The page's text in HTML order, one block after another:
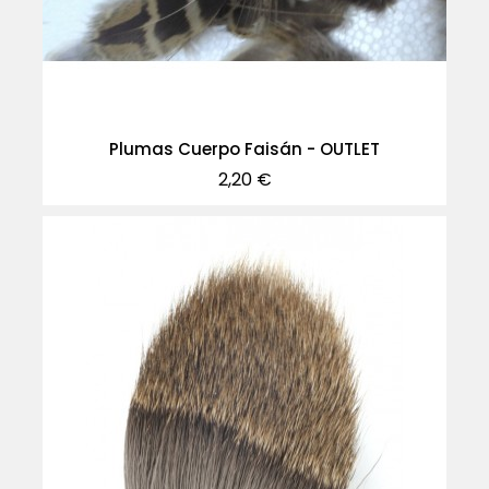
Plumas Cuerpo Faisán - OUTLET
Precio
2,20 €